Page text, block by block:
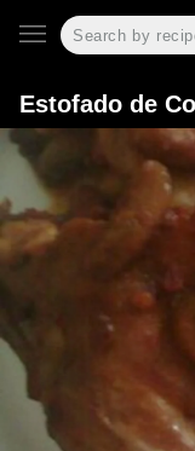
Estofado de